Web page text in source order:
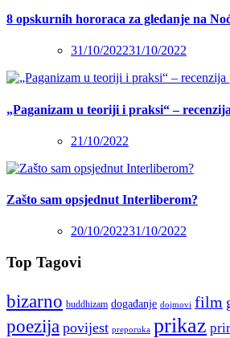
8 opskurnih hororaca za gledanje na
31/10/202231/10/2022
„Paganizam u teoriji i praksi“ –
21/10/2022
Zašto sam opsjednut Interliberom?
20/10/202231/10/2022
Top Tagovi
bizarno buddhizam događanje dojmovi film
poezija povijest preporuka prikaz